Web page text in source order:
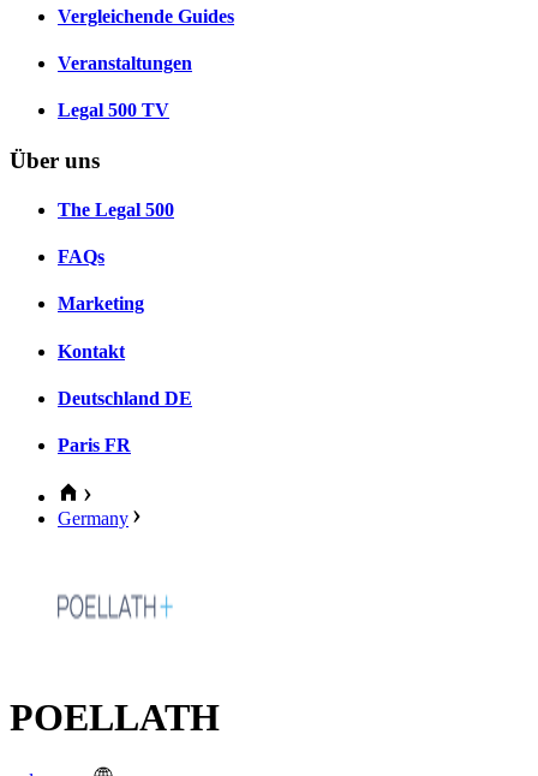
Vergleichende Guides
Veranstaltungen
Legal 500 TV
Über uns
The Legal 500
FAQs
Marketing
Kontakt
Deutschland DE
Paris FR
Germany
POELLATH